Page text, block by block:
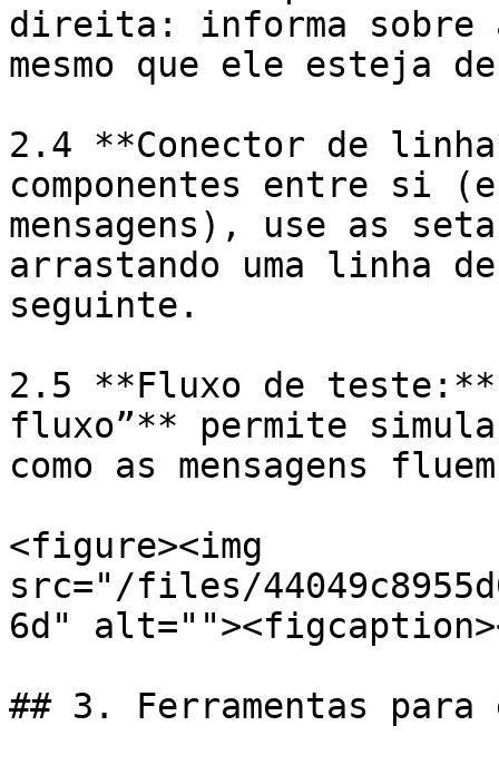
direita: informa sobre
mesmo que ele esteja
2.4 **Conector de
componentes entre si
mensagens), use as
arrastando uma linha de
seguinte.
2.5 **Fluxo de teste:**
fluxo”** permite
como as mensagens
<figure><img
src="/files/
6d"
## 3. Ferramentas